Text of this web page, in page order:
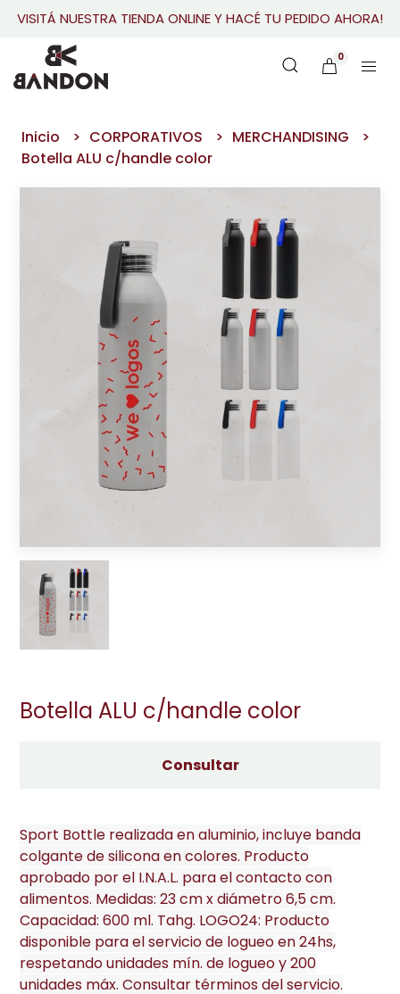
VISITÁ NUESTRA TIENDA ONLINE Y HACÉ TU PEDIDO AHORA!
0
Inicio CORPORATIVOS
MERCHANDISING
Botella ALU c/handle color
Botella ALU c/handle color
Consultar
Sport Bottle realizada en aluminio, incluye banda
colgante de silicona en colores. Producto
aprobado por el I.N.A.L. para el contacto con
alimentos. Medidas: 23 cm x diámetro 6,5 cm.
Capacidad: 600 ml. Tahg. LOGO24: Producto
disponible para el servicio de logueo en 24hs,
respetando unidades mín. de logueo y 200
unidades máx. Consultar términos del servicio.